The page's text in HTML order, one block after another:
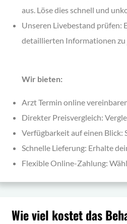
aus. Löse dies schnell und
Unseren Livebestand prüfen:
detaillierten Informationen zu
Wir bieten:
Arzt Termin online
Direkter Preisvergleich:
Verfügbarkeit auf einen Blick:
Schnelle Lieferung: Erhalte
Flexible Online-Zahlung:
Wie viel kostet das